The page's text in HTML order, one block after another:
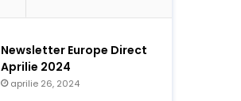
Newsletter Europe Direct
Aprilie 2024
aprilie 26, 2024